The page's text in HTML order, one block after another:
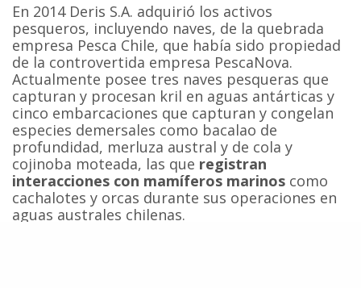
En 2014 Deris S.A. adquirió los activos
pesqueros, incluyendo naves, de la quebrada
empresa Pesca Chile, que había sido propiedad
de la controvertida empresa PescaNova.
Actualmente posee tres naves pesqueras que
capturan y procesan kril en aguas antárticas y
cinco embarcaciones que capturan y congelan
especies demersales como bacalao de
profundidad, merluza austral y de cola y
cojinoba moteada, las que registran
interacciones con mamíferos marinos como
cachalotes y orcas durante sus operaciones en
aguas australes chilenas.